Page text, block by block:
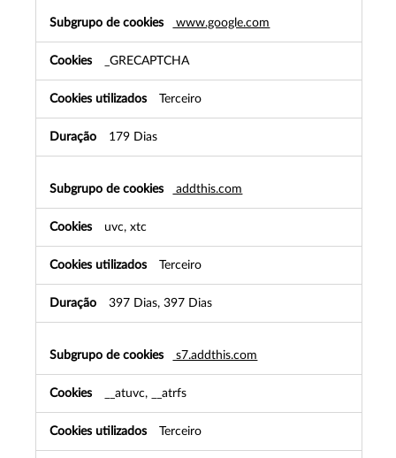
l
c
www.google.com
_GRECAPTCHA
Terceiro
179 Dias
addthis.com
uvc, xtc
Terceiro
397 Dias, 397 Dias
s7.addthis.com
__atuvc, __atrfs
Terceiro